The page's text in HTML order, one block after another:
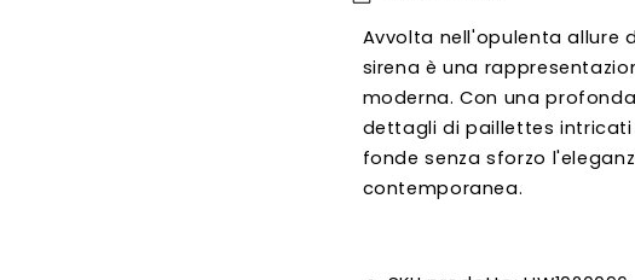
Avvolta nell'opulenta allure
sirena è una
moderna. Con una
dettagli di paillettes
fonde senza sforzo
contemporanea.